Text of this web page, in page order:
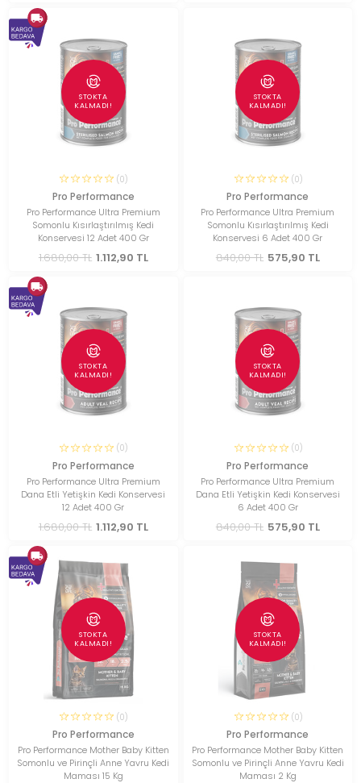
STOKTA
KALMADI!
(0)
Pro Performance
Pro Performance Ultra Premium
Somonlu Kısırlaştırılmış Kedi
Konservesi 12 Adet 400 Gr
1.680,00 TL 1.112,90 TL
STOKTA
KALMADI!
(0)
Pro Performance
Pro Performance Ultra Premium
Somonlu Kısırlaştırılmış Kedi
Konservesi 6 Adet 400 Gr
840,00 TL 575,90 TL
STOKTA
KALMADI!
(0)
Pro Performance
Pro Performance Ultra Premium
Dana Etli Yetişkin Kedi Konservesi
12 Adet 400 Gr
1.680,00 TL 1.112,90 TL
STOKTA
KALMADI!
(0)
Pro Performance
Pro Performance Ultra Premium
Dana Etli Yetişkin Kedi Konservesi
6 Adet 400 Gr
840,00 TL 575,90 TL
STOKTA
KALMADI!
(0)
Pro Performance
Pro Performance Mother Baby Kitten
Somonlu ve Pirinçli Anne Yavru Kedi
Maması 15 Kg
STOKTA
KALMADI!
(0)
Pro Performance
Pro Performance Mother Baby Kitten
Somonlu ve Pirinçli Anne Yavru Kedi
Maması 2 Kg